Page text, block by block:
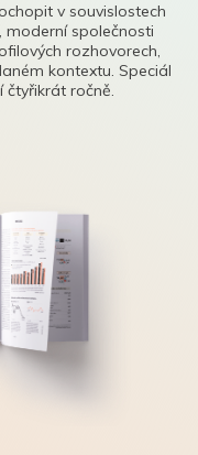
v souvislostech
společnosti
rozhovorech,
kontextu. Speciál
čtyřikrát ročně.